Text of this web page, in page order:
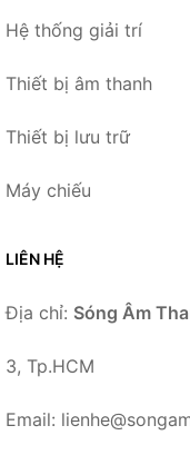
Hệ thống giải trí
Thiết bị âm thanh
Thiết bị lưu trữ
Máy chiếu
LIÊN HỆ
Địa chỉ: Sóng Âm
3, Tp.HCM
Email: